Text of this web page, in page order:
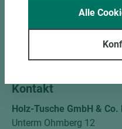
Unternehmen
Mitgliedschaften
Social Media
Kontakt
Holz-Tusche GmbH & Co.
Unterm Ohmberg 12
Alle